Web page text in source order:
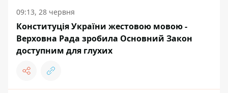
09:13, 28 червня
Конституція України жестовою мовою -
Верховна Рада зробила Основний Закон
доступним для глухих